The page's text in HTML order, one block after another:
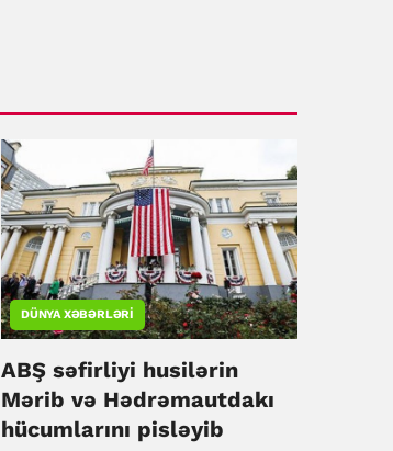
DÜNYA XƏBƏRLƏRI
ABŞ səfirliyi husilərin
Mərib və Hədrəmautdakı
hücumlarını pisləyib